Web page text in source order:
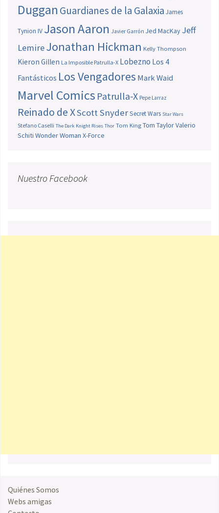
Duggan Guardianes de la Galaxia James
Tynion IV Jason Aaron Javier Garrón Jed MacKay Jeff
LemireJonathan Hickman Kelly Thompson
Kieron Gillen La Imposible Patrulla-X Lobezno Los 4
Fantásticos Los Vengadores Mark Waid
Marvel Comics Patrulla-X Pepe Larraz
Reinado de XScott SnyderSecret Wars Star Wars
Stefano Caselli The Dark Knight Rises Thor Tom King Tom TaylorValerio
Schiti Wonder Woman X-Force
Nuestro Facebook
Quiénes Somos
Webs amigas